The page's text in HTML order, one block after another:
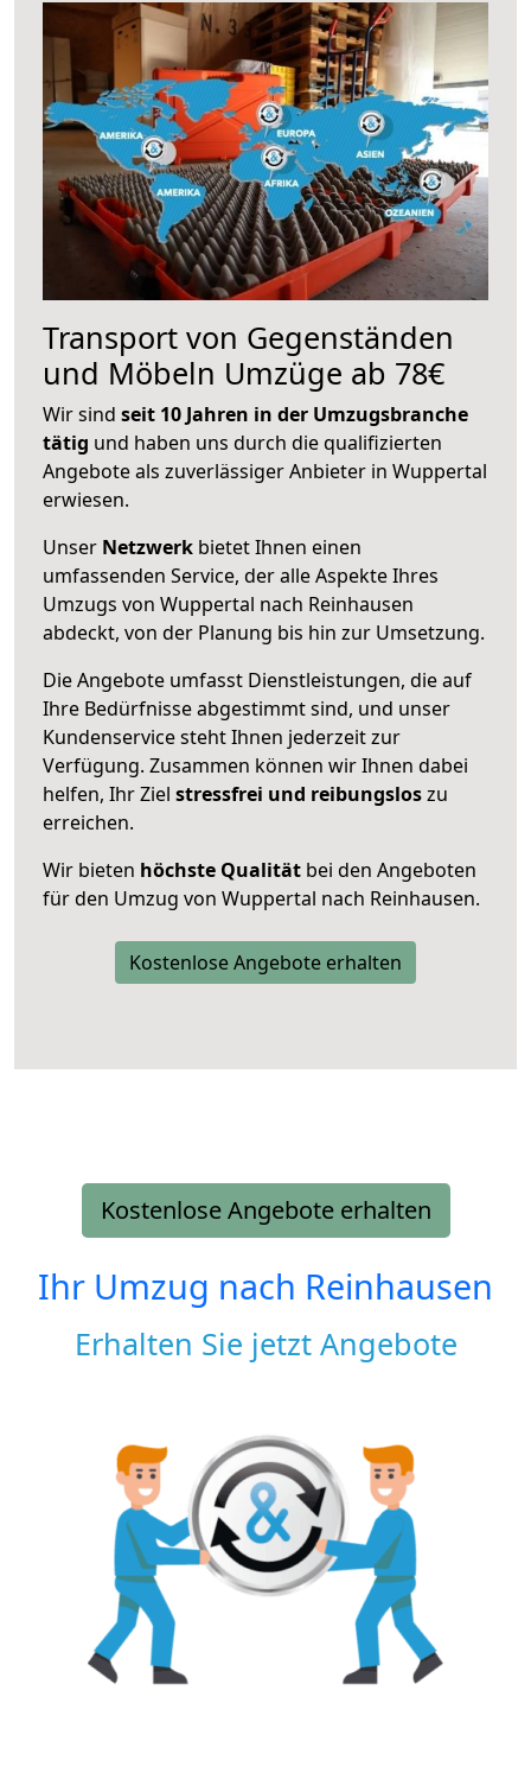
Transport von Gegenständen
und Möbeln Umzüge ab 78€
Wir sind seit 10 Jahren in der Umzugsbranche
tätig und haben uns durch die qualifizierten
Angebote als zuverlässiger Anbieter in Wuppertal
erwiesen.
Unser Netzwerk bietet Ihnen einen
umfassenden Service, der alle Aspekte Ihres
Umzugs von Wuppertal nach Reinhausen
abdeckt, von der Planung bis hin zur Umsetzung.
Die Angebote umfasst Dienstleistungen, die auf
Ihre Bedürfnisse abgestimmt sind, und unser
Kundenservice steht Ihnen jederzeit zur
Verfügung. Zusammen können wir Ihnen dabei
helfen, Ihr Ziel stressfrei und reibungsloszu
erreichen.
Wir bieten höchste Qualität bei den Angeboten
für den Umzug von Wuppertal nach Reinhausen.
Kostenlose Angebote erhalten
Kostenlose Angebote erhalten
Ihr Umzug nach Reinhausen
Erhalten Sie jetzt Angebote